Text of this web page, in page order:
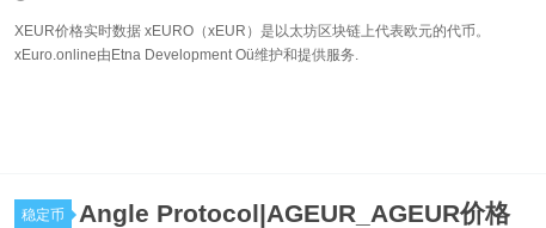
XEUR价格实时数据 xEURO（xEUR）是以太坊区块链上代表欧元的代币。
xEuro.online由Etna Development Oü维护和提供服务.
稳定币
Angle Protocol|AGEUR_AGEUR价格